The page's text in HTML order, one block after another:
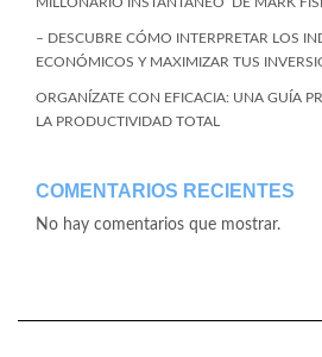
– DESCUBRE CÓMO INTERPRETAR LOS
ECONÓMICOS Y MAXIMIZAR TUS
ORGANÍZATE CON EFICACIA: UNA GUÍA
LA PRODUCTIVIDAD TOTAL
COMENTARIOS RECIENTES
No hay comentarios que mostrar.